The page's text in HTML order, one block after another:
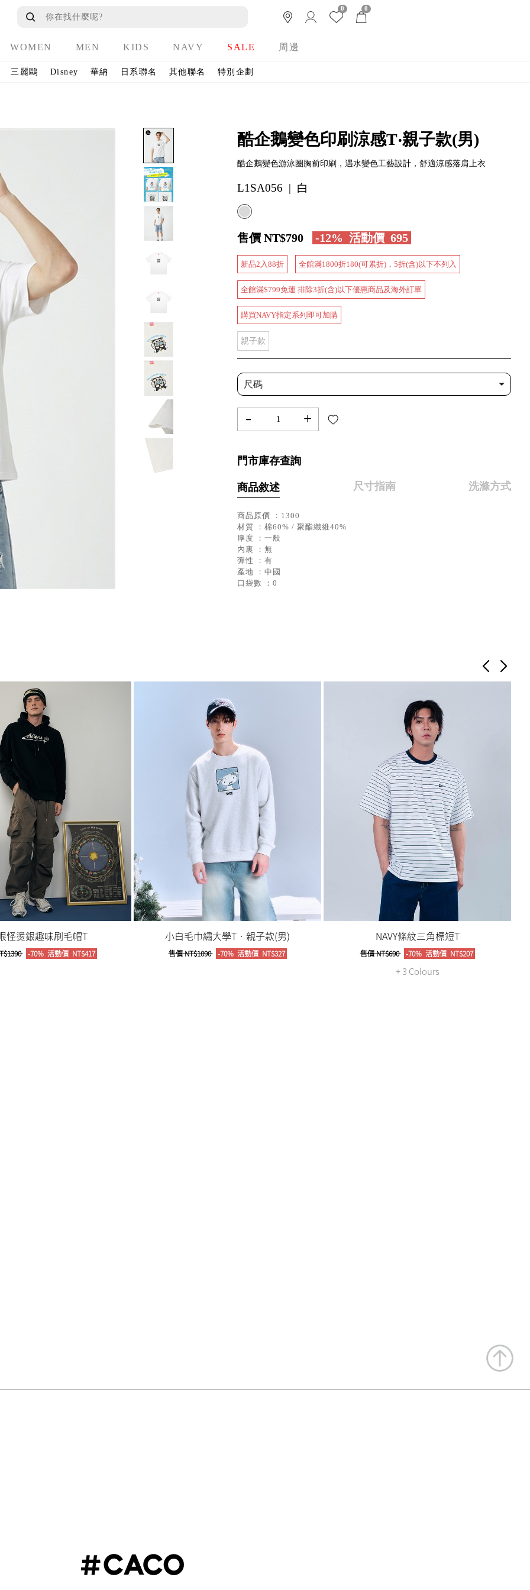
0 0
WOMEN MEN KIDS NAVY SALE 周邊
三麗鷗 Disney 華納 日系聯名 其他聯名 特別企劃
酷企鵝變色印刷涼感T‧親子款(男)
酷企鵝變色游泳圈胸前印刷，遇水變色工藝設計，舒適涼感落肩上衣
L1SA056 | 白
售價 NT$790 -12% 活動價 695
新品2入88折 全館滿1800折180(可累折)，5折(含)以下不列入
全館滿$799免運 排除3折(含)以下優惠商品及海外訂單
購買NAVY指定系列即可加購
親子款
尺碼
- +
門市庫存查詢
商品敘述 尺寸指南 洗滌方式
商品原價 ：1300
材質 ：棉60% / 聚酯纖維40%
厚度 ：一般
內裏 ：無
彈性 ：有
產地 ：中國
口袋數 ：0
怪燙銀趣味刷毛帽T
-70% 活動價NT$417
小白毛巾繡大學T‧親子款(男)
售價NT$1090 -70% 活動價NT$327
NAVY條紋三角標短T
售價NT$690 -70% 活動價NT$207
+ 3 Colours